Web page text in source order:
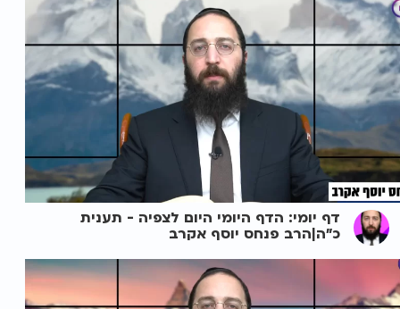
דף יומי: הדף היומי היום לצפיה - תענית
כ"ה|הרב פנחס יוסף אקרב